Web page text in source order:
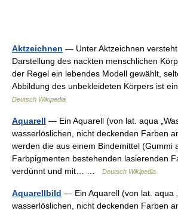
Aktzeichnen — Unter Aktzeichnen
Darstellung des nackten menschlichen
der Regel ein lebendes Modell gewählt,
Abbildung des unbekleideten Körpers ist
Deutsch Wikipedia
Aquarell — Ein Aquarell (von lat. aqua
wasserlöslichen, nicht deckenden Farben
werden die aus einem Bindemittel (Gummi
Farbpigmenten bestehenden lasierenden
verdünnt und mit… …
Deutsch Wikipedia
Aquarellbild — Ein Aquarell (von lat. aqua
wasserlöslichen, nicht deckenden Farben